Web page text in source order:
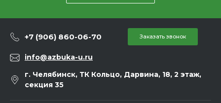
+7 (906) 860-06-70 Заказать звонок
info@azbuka-u.ru
г. Челябинск, ТК Кольцо, Дарвина, 18, 2 этаж,
секция 35